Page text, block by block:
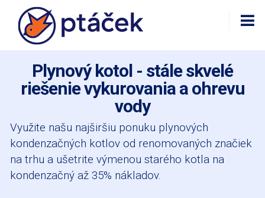
Plynový kotol - stále skvelé
riešenie vykurovania a ohrevu
vody
Využite našu najširšiu ponuku plynových
kondenzačných kotlov od renomovaných značiek
na trhu a ušetrite výmenou starého kotla na
kondenzačný až 35% nákladov.